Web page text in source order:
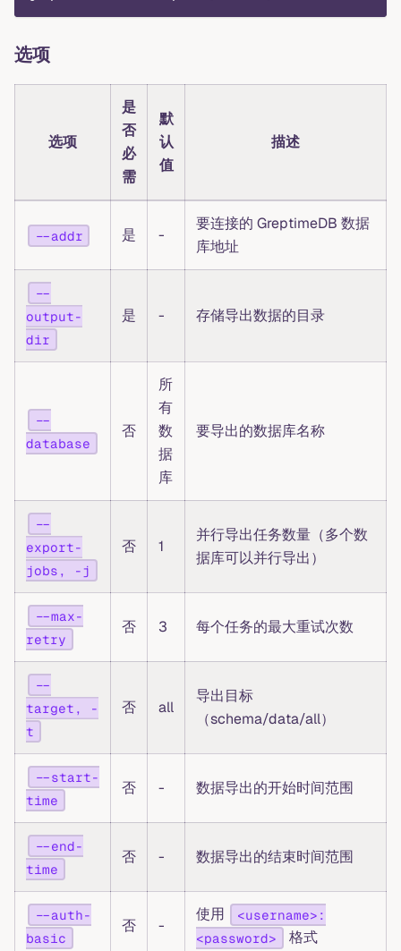
选项
选项
是
否
必
需
默
认
值
描述
--addr 是 -
要连接的 GreptimeDB 数据
库地址
--
output-
dir
是 - 存储导出数据的目录
--
database
否
所
有
数
据
库
要导出的数据库名称
--
export-
jobs, -j
否 1
并行导出任务数量（多个数
据库可以并行导出）
--max-
retry
否 3 每个任务的最大重试次数
--
target, -
t
否 all
导出目标
（schema/data/all）
--start-
time
否 - 数据导出的开始时间范围
--end-
time
否 - 数据导出的结束时间范围
--auth-
basic
否 -
使用
<username>:
<password>
格式